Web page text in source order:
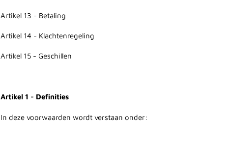
Artikel 13 - Betaling
Artikel 14 - Klachtenregeling
Artikel 15 - Geschillen
Artikel 1 - Definities
In deze voorwaarden wordt verstaan onder: